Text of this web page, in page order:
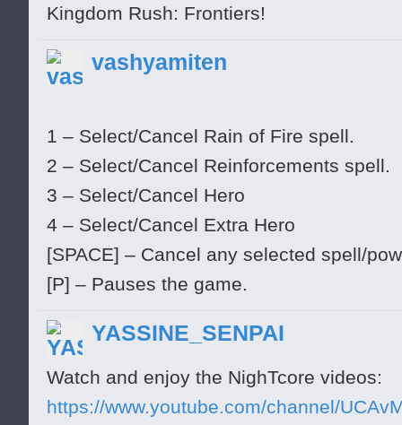
Kingdom Rush: Frontiers!
vashyamiten
1 – Select/Cancel Rain of Fire spell.
2 – Select/Cancel Reinforcements spell.
3 – Select/Cancel Hero
4 – Select/Cancel Extra Hero
[SPACE] – Cancel any selected spell/
[P] – Pauses the game.
YASSINE_SENPAI
Watch and enjoy the NighTcore videos:
https://www.youtube.com/channel/